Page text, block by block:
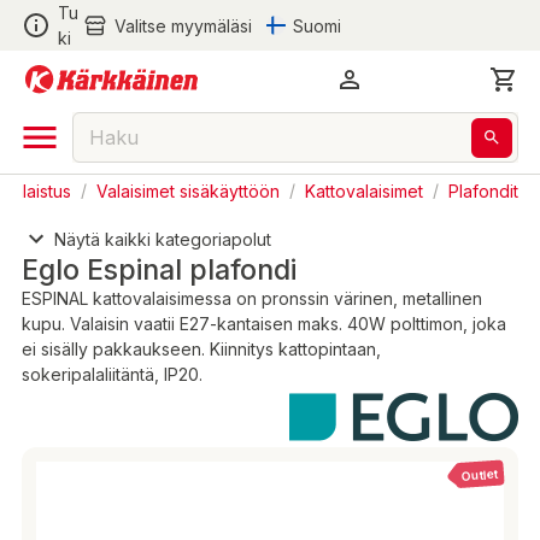
Tu
ki
Valitse myymäläsi Suomi
Valaistus / Valaisimet sisäkäyttöön / Kattovalaisimet / Plafondit
Näytä kaikki kategoriapolut
Outlet
Eglo Espinal plafondi
ESPINAL kattovalaisimessa on pronssin värinen, metallinen
kupu. Valaisin vaatii E27-kantaisen maks. 40W polttimon, joka
ei sisälly pakkaukseen. Kiinnitys kattopintaan,
sokeripalaliitäntä, IP20.